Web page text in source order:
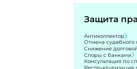
Защита
Антиколлектор
Отмена судебного
Снижение
Споры с банками
Консультация по
Реструктуризация